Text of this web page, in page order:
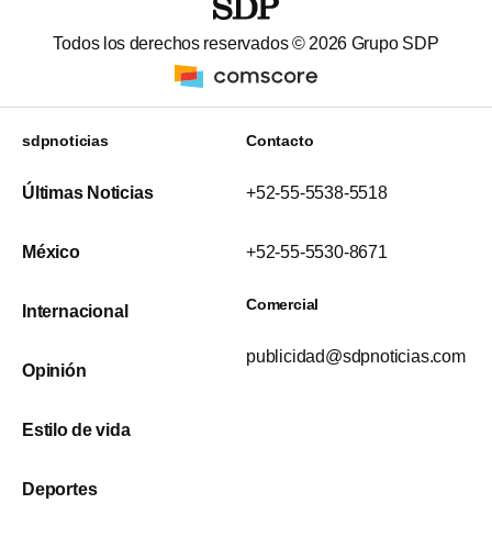
Todos los derechos reservados © 2026 Grupo SDP
sdpnoticias
Últimas Noticias
México
Internacional
Opinión
Estilo de vida
Deportes
Contacto
+52-55-5538-5518
+52-55-5530-8671
Comercial
publicidad@sdpnoticias.com